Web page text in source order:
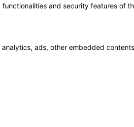
and security features of
ads, other embedded